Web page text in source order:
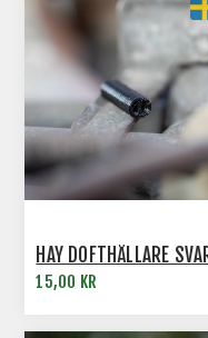
HAY DOFTHÅLLARE
15,00 KR